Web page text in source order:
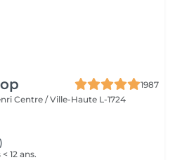
1987
Centre / Ville-Haute L-1724
12 ans.